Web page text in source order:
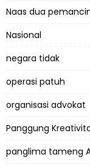
Naas dua
Nasional
negara tidak
operasi patuh
organisasi advokat
Panggung
panglima tameng